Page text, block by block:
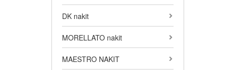
DK nakit
MORELLATO nakit
MAESTRO NAKIT